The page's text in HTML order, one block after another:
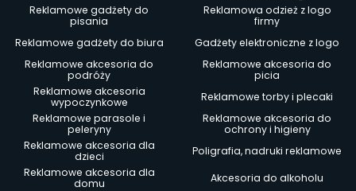
Reklamowe gadżety do
pisania
Reklamowa odzież z logo
firmy
Reklamowe gadżety do biura
Gadżety elektroniczne z logo
Reklamowe akcesoria do
podróży
Reklamowe akcesoria do
picia
Reklamowe akcesoria
wypoczynkowe
Reklamowe torby i plecaki
Reklamowe parasole i
peleryny
Reklamowe akcesoria do
ochrony i higieny
Reklamowe akcesoria dla
dzieci
Poligrafia, nadruki reklamowe
Reklamowe akcesoria dla
domu
Akcesoria do alkoholu